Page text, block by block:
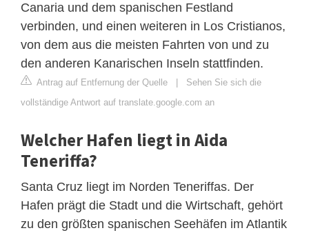
Canaria und dem spanischen Festland
verbinden, und einen weiteren in Los Cristianos,
von dem aus die meisten Fahrten von und zu
den anderen Kanarischen Inseln stattfinden.
Antrag auf Entfernung der Quelle
Sehen Sie sich die
vollständige Antwort auf translate.google.com an
Welcher Hafen liegt in Aida
Teneriffa?
Santa Cruz liegt im Norden Teneriffas. Der
Hafen prägt die Stadt und die Wirtschaft, gehört
zu den größten spanischen Seehäfen im Atlantik